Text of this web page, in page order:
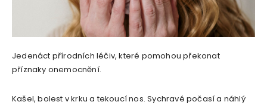
Jedenáct přírodních léčiv, které pomohou překonat
příznaky onemocnění.
Kašel, bolest v krku a tekoucí nos. Sychravé počasí a náhlý